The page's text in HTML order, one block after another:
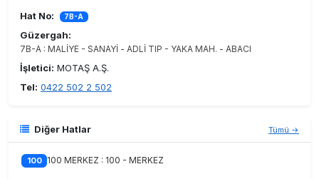
Hat No: 7B-A
Güzergah:
7B-A : MALİYE - SANAYİ - ADLİ TIP - YAKA MAH. - ABACI
İşletici: MOTAŞ A.Ş.
Tel: 0422 502 2 502
Diğer Hatlar Tümü →
100 100 MERKEZ : 100 - MERKEZ